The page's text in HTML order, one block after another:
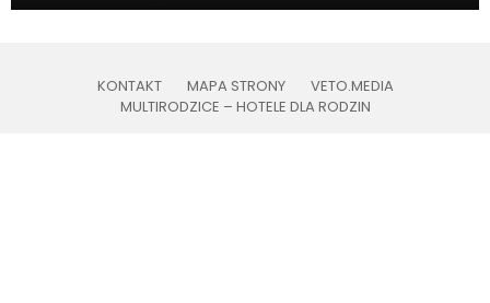
KONTAKT MAPA STRONY
VETO.MEDIA
MULTIRODZICE – HOTELE DLA RODZIN